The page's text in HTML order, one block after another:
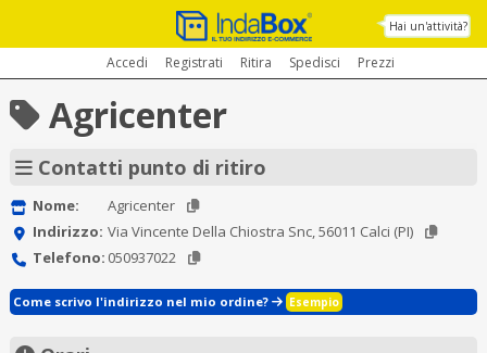
Hai un'attività?
Accedi Registrati Ritira Spedisci Prezzi
Agricenter
Contatti punto di ritiro
Nome:
Agricenter
Indirizzo: Via Vincente Della Chiostra Snc, 56011 Calci (PI)
Telefono: 050937022
Come scrivo l'indirizzo nel mio ordine? Esempio